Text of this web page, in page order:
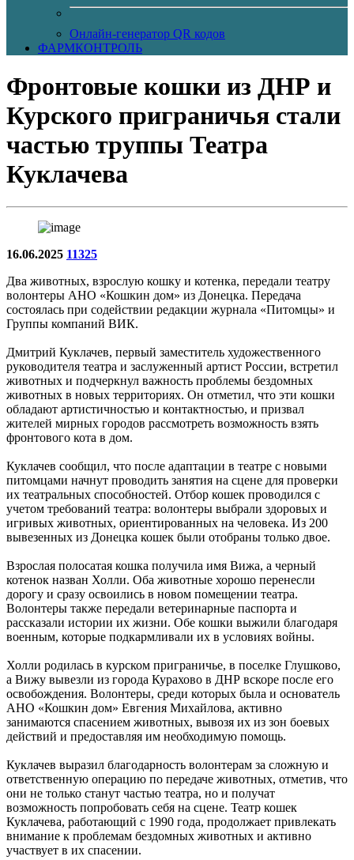
Онлайн-генератор QR кодов
ФАРМКОНТРОЛЬ
Фронтовые кошки из ДНР и
Курского приграничья стали
частью труппы Театра
Куклачева
16.06.2025 11325
Два животных, взрослую кошку и котенка, передали театру
волонтеры АНО «Кошкин дом» из Донецка. Передача
состоялась при содействии редакции журнала «Питомцы» и
Группы компаний ВИК.
Дмитрий Куклачев, первый заместитель художественного
руководителя театра и заслуженный артист России, встретил
животных и подчеркнул важность проблемы бездомных
животных в новых территориях. Он отметил, что эти кошки
обладают артистичностью и контактностью, и призвал
жителей мирных городов рассмотреть возможность взять
фронтового кота в дом.
Куклачев сообщил, что после адаптации в театре с новыми
питомцами начнут проводить занятия на сцене для проверки
их театральных способностей. Отбор кошек проводился с
учетом требований театра: волонтеры выбрали здоровых и
игривых животных, ориентированных на человека. Из 200
вывезенных из Донецка кошек были отобраны только двое.
Взрослая полосатая кошка получила имя Вижа, а черный
котенок назван Холли. Оба животные хорошо перенесли
дорогу и сразу освоились в новом помещении театра.
Волонтеры также передали ветеринарные паспорта и
рассказали истории их жизни. Обе кошки выжили благодаря
военным, которые подкармливали их в условиях войны.
Холли родилась в курском приграничье, в поселке Глушково,
а Вижу вывезли из города Курахово в ДНР вскоре после его
освобождения. Волонтеры, среди которых была и основатель
АНО «Кошкин дом» Евгения Михайлова, активно
занимаются спасением животных, вывозя их из зон боевых
действий и предоставляя им необходимую помощь.
Куклачев выразил благодарность волонтерам за сложную и
ответственную операцию по передаче животных, отметив, что
они не только станут частью театра, но и получат
возможность попробовать себя на сцене. Театр кошек
Куклачева, работающий с 1990 года, продолжает привлекать
внимание к проблемам бездомных животных и активно
участвует в их спасении.